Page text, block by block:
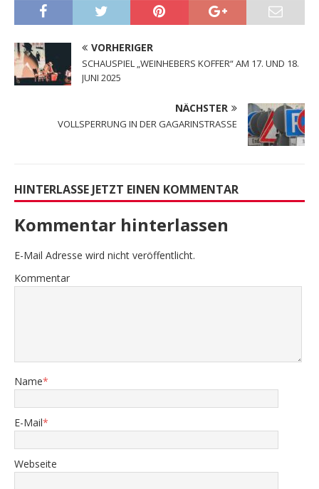
VORHERIGER
SCHAUSPIEL „WEINHEBERS KOFFER“ AM 17. UND 18.
JUNI 2025
NÄCHSTER
VOLLSPERRUNG IN DER GAGARINSTRASSE
HINTERLASSE JETZT EINEN KOMMENTAR
Kommentar hinterlassen
E-Mail Adresse wird nicht veröffentlicht.
Kommentar
Name*
E-Mail*
Webseite